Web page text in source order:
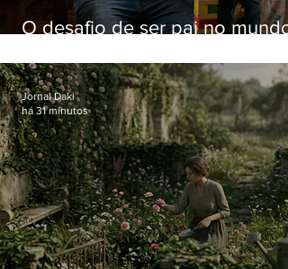
O desafio de ser pai no mundo
Jornal Daki
há 31 minutos